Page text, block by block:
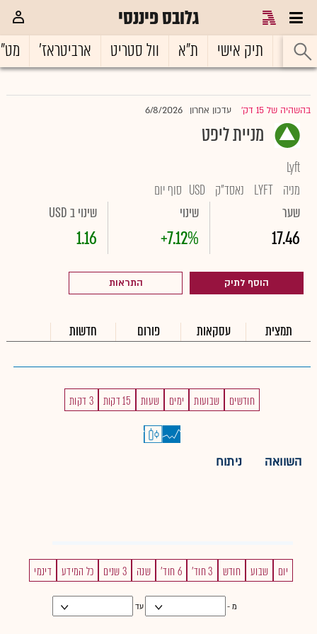
גלובס פיננסי
ראשי תיק אישי ת"א וול סטריט ארביטראז'
בהשהיה של 15 דק' עדכון אחרון 6/8/2026
מניית ליפט
Lyft
מניה LYFT נאסד"ק USD סוף יום
שער
17.46
שינוי
+7.12%
שינוי ב USD
1.16
הוסף לתיק התראות
תמצית עסקאות פורום חדשות
חודשים שבועות ימים שעות 15 דקות 3 דקות
השוואה ניתוח
יום שבוע חודש 3 חוד' 6 חוד' שנה 3 שנים כל המידע דינמי
מ - עד